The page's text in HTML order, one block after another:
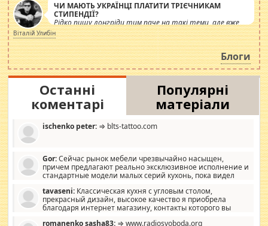
ЧИ МАЮТЬ УКРАЇНЦІ ПЛАТИТИ ТРІЄЧНИКАМ
СТИПЕНДІЇ?
Рідко пишу лонгріди тим паче на такі теми, але вже
просто дістало! Обурюють сьогоднішні інсенуації
навколо стипендіального питання. Штучно
роздувається ще одна соціальна катастрофа.
Віталій Улибін
Блоги
Останні
коментарі
Популярні
матеріали
ischenko peter: ⇒ blts-tattoo.com
Gor:Сейчас рынок мебели чрезвычайно насыщен,
причем предлагают реально эксклюзивное исполнение и
стандартные модели малых серий кухонь, пока видел
стандартные формы, в MebelOk, креативненько и что главное -
со вкусом все в порядке, без ненужных наворотов удорожающих
мебель, а это не последний фактор.
tavaseni: Классическая кухня с угловым столом,
прекрасный дизайн, высокое качество я приобрела
благодаря интернет магазину, контакты которого вы
romanenko sasha83: ⇒ www.radiosvoboda.org